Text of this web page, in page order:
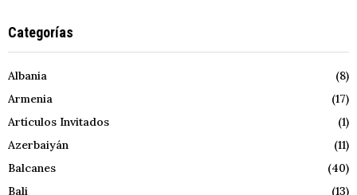
Categorías
Albania
(8)
Armenia
(17)
Artículos Invitados
(1)
Azerbaiyán
(11)
Balcanes
(40)
Bali
(13)